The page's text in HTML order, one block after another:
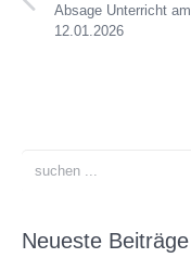
Absage Unterricht am
12.01.2026
Neueste Beiträge